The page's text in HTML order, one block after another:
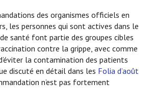
des organismes officiels en
les personnes qui sont actives dans le
santé font partie des groupes cibles
contre la grippe, avec comme
la contamination des patients
discuté en détail dans les Folia d’août
n’est pas fortement